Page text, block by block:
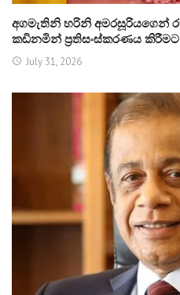
අගමැතිනි හරිනි අමරසූරියගෙන්
කඩිනමින් ප්‍රතිසංස්කරණය කිරීමට
July 31, 2026